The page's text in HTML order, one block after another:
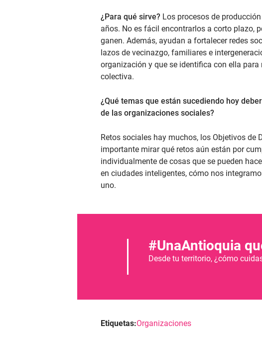
¿Para qué sirve?Los procesos de
años. No es fácil encontrarlos a corto plazo,
ganen. Además, ayudan a fortalecer redes
lazos de vecinazgo, familiares e
organización y que se identifica con ella
colectiva.
¿Qué temas que están sucediendo hoy
de las organizaciones sociales?
Retos sociales hay muchos, los Objetivos
importante mirar qué retos aún están por
individualmente de cosas que se pueden
en ciudades inteligentes, cómo nos
uno.
#UnaAntioquia
Desde tu territorio, ¿cómo
Etiquetas:Organizaciones